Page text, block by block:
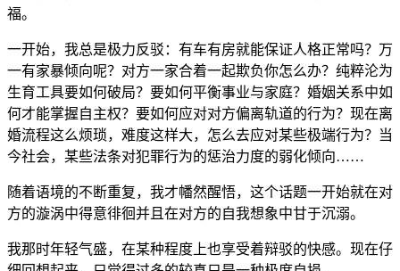
福。
一开始，我总是极力反驳：有车有房就能保证人格正常吗？万
一有家暴倾向呢？对方一家合着一起欺负你怎么办？纯粹沦为
生育工具要如何破局？要如何平衡事业与家庭？婚姻关系中如
何才能掌握自主权？要如何应对对方偏离轨道的行为？现在离
婚流程这么烦琐，难度这样大，怎么去应对某些极端行为？当
今社会，某些法条对犯罪行为的惩治力度的弱化倾向……
随着语境的不断重复，我才幡然醒悟，这个话题一开始就在对
方的漩涡中得意徘徊并且在对方的自我想象中甘于沉溺。
我那时年轻气盛，在某种程度上也享受着辩驳的快感。现在仔